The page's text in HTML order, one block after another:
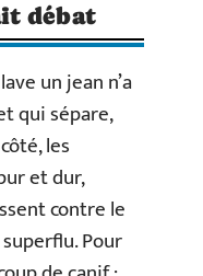
débat
un jean n’a
qui sépare,
les
et dur,
contre le
Pour